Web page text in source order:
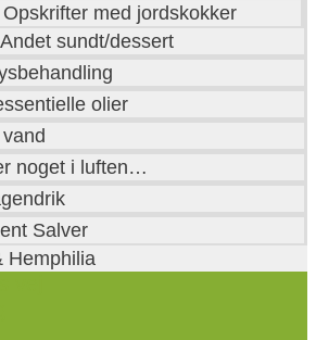
Opskrifter med jordskokker
Andet sundt/dessert
olier
noget i luften…
Salver
Hemphilia